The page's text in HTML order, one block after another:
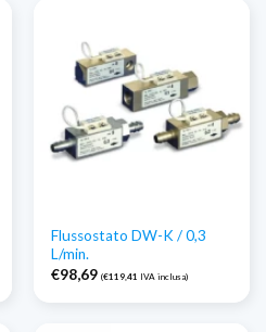
Flussostato DW-K / 0,3
L/min.
€98,69 (€119,41 IVA inclusa)